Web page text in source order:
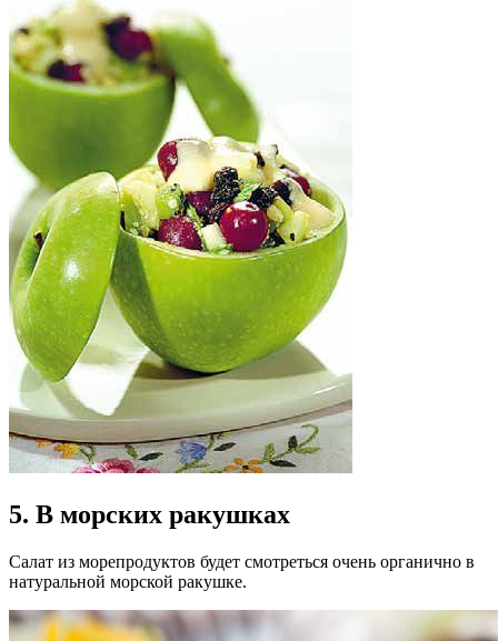
5. В морских ракушках
Салат из морепродуктов будет смотреться очень органично в
натуральной морской ракушке.